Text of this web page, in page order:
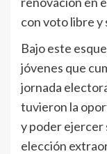
con voto libre y
Bajo este
jóvenes que
jornada
tuvieron la
y poder ejercer
elección